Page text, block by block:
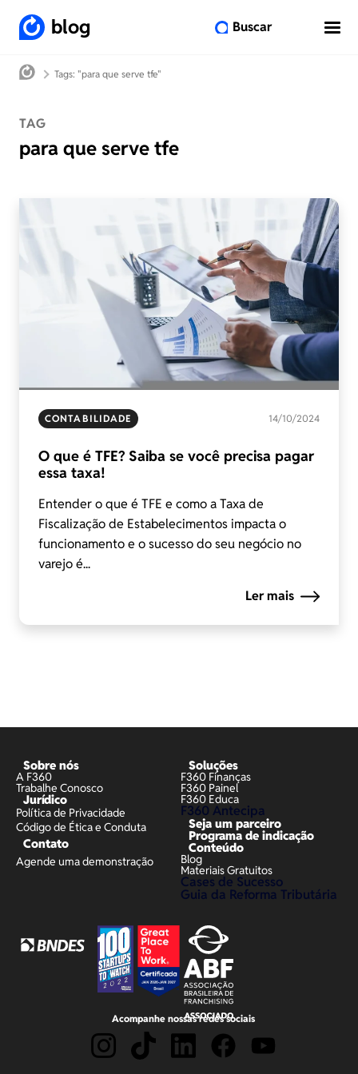
blog Buscar
Tags: "para que serve tfe"
TAG
para que serve tfe
CONTABILIDADE 14/10/2024
O que é TFE? Saiba se você precisa pagar
essa taxa!
Entender o que é TFE e como a Taxa de
Fiscalização de Estabelecimentos impacta o
funcionamento e o sucesso do seu negócio no
varejo é...
Ler mais
Sobre nós
A F360
Trabalhe Conosco
Jurídico
Política de Privacidade
Código de Ética e Conduta
Contato
Agende uma demonstração
Soluções
F360 Finanças
F360 Painel
F360 Educa
F360 Antecipa
Seja um parceiro
Programa de indicação
Conteúdo
Blog
Materiais Gratuitos
Cases de Sucesso
Guia da Reforma Tributária
Acompanhe nossas redes sociais